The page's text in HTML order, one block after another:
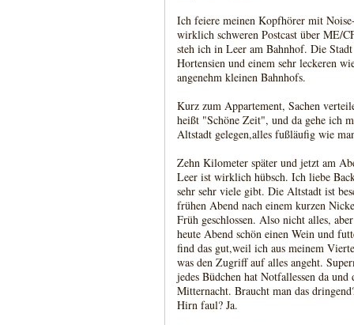
Ich feiere meinen Kopfhörer mit
wirklich schweren Postcast über ME/
steh ich in Leer am Bahnhof. Die
Hortensien und einem sehr leckeren
angenehm kleinen Bahnhofs.
Kurz zum Appartement, Sachen
heißt "Schöne Zeit", und da gehe ich
Altstadt gelegen,alles fußläufig wie
Zehn Kilometer später und jetzt am
Leer ist wirklich hübsch. Ich liebe
sehr sehr viele gibt. Die Altstadt ist
frühen Abend nach einem kurzen
Früh geschlossen. Also nicht alles,
heute Abend schön einen Wein und
find das gut,weil ich aus meinem
was den Zugriff auf alles angeht.
jedes Büdchen hat Notfallessen da
Mitternacht. Braucht man das
Hirn faul? Ja.